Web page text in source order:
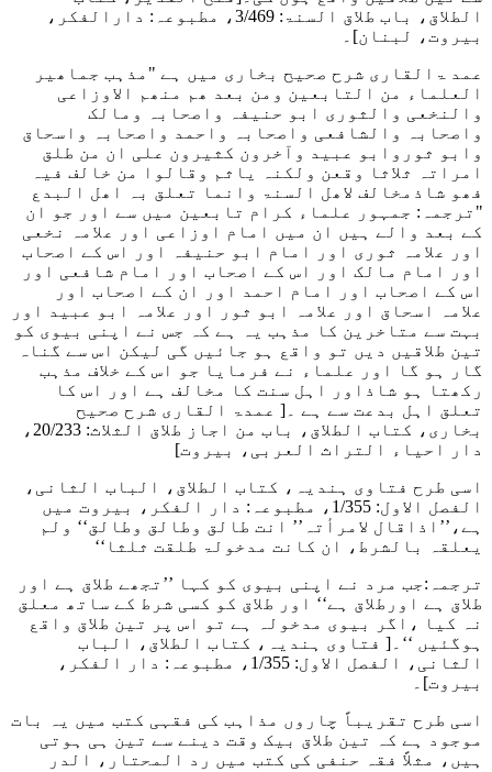
الطلاق، باب طلاق السنۃ: 3/469، مطبوعہ: دارالفکر،
بیروت، لبنان]۔
عمد ۃالقاری شرح صحیح بخاری میں ہے "مذہب جماھیر
العلماء من التابعین ومن بعد ھم منھم الاوزاعی
والنخعی والثوری ابو حنیفہ واصحابہ ومالک
واصحابہ والشافعی واصحابہ واحمد واصحابہ واسحاق
وابو ثوروابو عبید وآخرون کثیرون علی ان من طلق
امراتہ ثلاثا وقعن ولکنہ یاثم وقالوا من خالف فیہ
فھو شاذمخالف لاھل السنۃ وانما تعلق بہ اھل البدع
" ترجمہ: جمہور علماء کرام تابعین میں سے اور جو ان
کے بعد والے ہیں ان میں امام اوزاعی اور علامہ نخعی
اور علامہ ثوری اور امام ابو حنیفہ اور اس کے اصحاب
اور امام مالک اور اس کے اصحاب اور امام شافعی اور
اس کے اصحاب اور امام احمد اور ان کے اصحاب اور
علامہ اسحاق اور علامہ ابو ثور اور علامہ ابو عبید اور
بہت سے متاخرین کا مذہب یہ ہے کہ جس نے اپنی بیوی کو
تین طلاقیں دیں تو واقع ہو جائیں گی لیکن اس سے گناہ
گار ہو گا اور علماء نے فرمایا جو اس کے خلاف مذہب
رکھتا ہو شاذاور اہل سنت کا مخالف ہے اور اس کا
تعلق اہل بدعت سے ہے ۔[ عمدۃ القاری شرح صحیح
بخاری، کتاب الطلاق، باب من اجاز طلاق الثلاث: 20/233،
دار احیاء التراث العربی، بیروت]
اسی طرح فتاوی ہندیہ، کتاب الطلاق، الباب الثانی،
الفصل الاول: 1/355، مطبوعہ: دار الفکر، بیروت میں
ہے، ’’اذاقال لامرأتہ’’ انت طالق وطالق وطالق‘‘ ولم
یعلقہ بالشرط، ان کانت مدخولۃ طلقت ثلثا‘‘
ترجمہ:جب مرد نے اپنی بیوی کو کہا ’’تجھے طلاق ہے اور
طلاق ہے اورطلاق ہے‘‘ اور طلاق کو کسی شرط کے ساتھ معلق
نہ کیا ،اگر بیوی مدخولہ ہے تو اس پر تین طلاق واقع
ہوگئیں ‘‘۔[ فتاوی ہندیہ، کتاب الطلاق، الباب
الثانی، الفصل الاول: 1/355، مطبوعہ: دار الفکر،
بیروت]۔
اسی طرح تقریباً چاروں مذاہب کی فقہی کتب میں یہ بات
موجود ہے کہ تین طلاق بیک وقت دینے سے تین ہی ہوتی
ہیں، مثلاً فقہ حنفی کی کتب میں رد المحتار، الدر